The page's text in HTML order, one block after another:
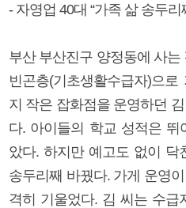
- 자영업 40대 “가족 삶 송두리
부산 부산진구 양정동에 사는
빈곤층(기초생활수급자)으
지 작은 잡화점을 운영하던
다. 아이들의 학교 성적은
았다. 하지만 예고도 없이 닥
송두리째 바꿨다. 가게 운영
격히 기울었다. 김 씨는 수급